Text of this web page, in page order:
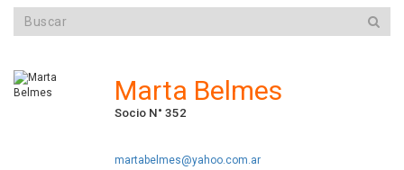
Marta Belmes
Socio N° 352
martabelmes@yahoo.com.ar